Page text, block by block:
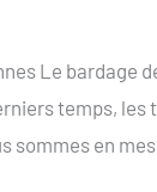
Le bardage
temps, les
sommes en